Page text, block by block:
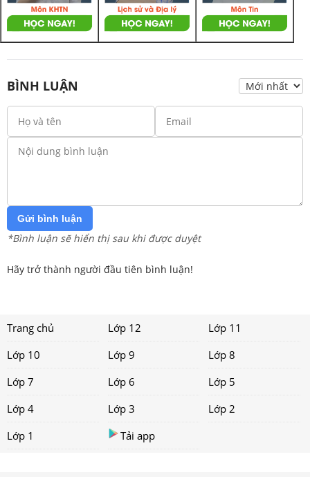
BÌNH LUẬN
Gửi bình luận
*Bình luận sẽ hiển thị sau khi được duyệt
Hãy trở thành người đầu tiên bình luận!
Trang chủ Lớp 12
Lớp 11
Lớp 10
Lớp 9
Lớp 8
Lớp 7
Lớp 6
Lớp 5
Lớp 4
Lớp 3
Lớp 2
Lớp 1
Tải app